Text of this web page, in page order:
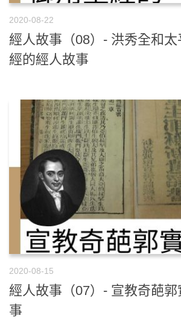
2020-08-22
經人故事（08）- 洪秀全和
經的經人故事
2020-08-15
經人故事（07）- 宣教奇葩
事